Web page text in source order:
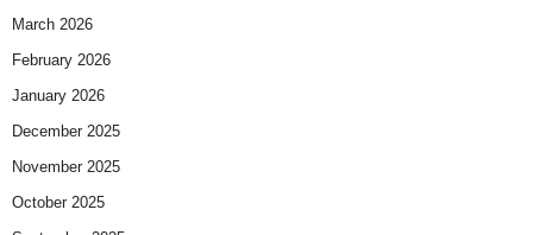
March 2026
February 2026
January 2026
December 2025
November 2025
October 2025